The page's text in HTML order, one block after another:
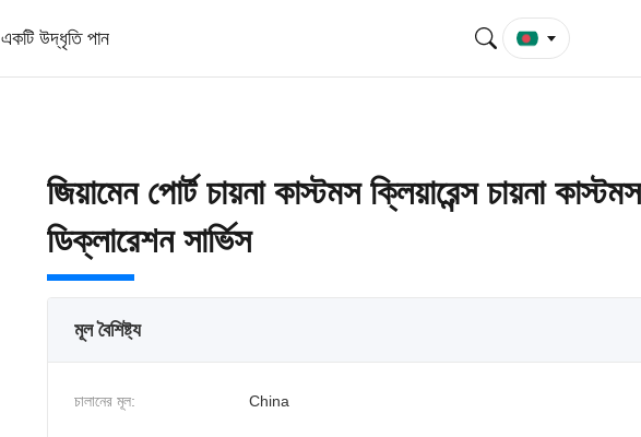
একটি উদ্ধৃতি পান
জিয়ামেন পোর্ট চায়না কাস্টমস ক্লিয়ারেন্স চায়না কাস্টমস
ডিক্লারেশন সার্ভিস
মূল বৈশিষ্ট্য
চালানের মূল: China